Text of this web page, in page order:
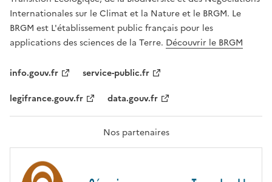
,
É
G
A
L
F
A
T
R
Internationales sur le Climat et la Nature et le BRGM. Le
BRGM est L'établissement public français pour les
applications des sciences de la Terre. Découvrir le BRGM
info.gouv.fr
service-public.fr
legifrance.gouv.fr
data.gouv.fr
Nos partenaires